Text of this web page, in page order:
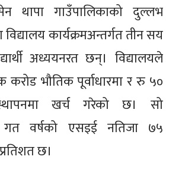
थापा गाउँपालिकाको दुल्लभ
विद्यालय कार्यक्रमअन्तर्गत तीन सय
अध्ययनरत छन्। विद्यालयले
करोड भौतिक पूर्वाधारमा र रु ५०
खर्च गरेको छ। सो
गत वर्षको एसइई नतिजा ७५
छ।